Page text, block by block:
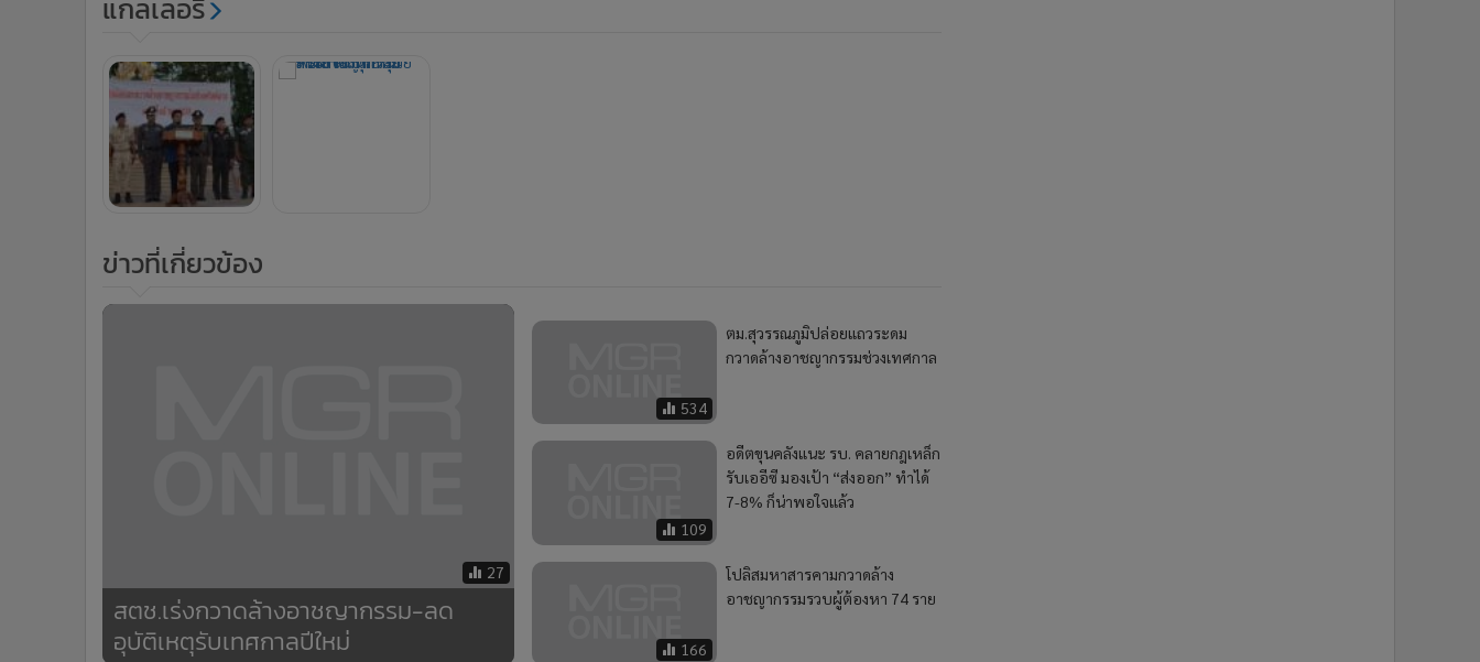
แกลเลอรี
ข่าวที่เกี่ยวข้อง
27
สตช.เร่งกวาดล้างอาชญากรรม-ลด
อุบัติเหตุรับเทศกาลปีใหม่
534
ตม.สุวรรณภูมิปล่อยแถวระดม
กวาดล้างอาชญากรรมช่วงเทศกาล
109
อดีตขุนคลังแนะ รบ. คลายกฎเหล็ก
รับเออีซี มองเป้า “ส่งออก” ทำได้
7-8% ก็น่าพอใจแล้ว
166
โปลิสมหาสารคามกวาดล้าง
อาชญากรรมรวบผู้ต้องหา 74 ราย